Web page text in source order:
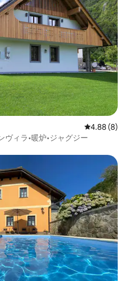
レビュー8件
4.88 (8)
ヴィラ•暖炉•ジャグジー